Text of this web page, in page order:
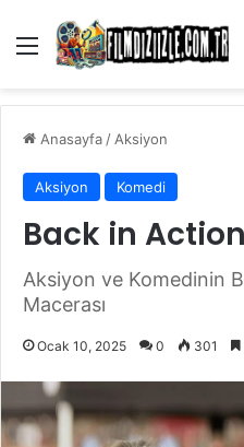
Menü
Anasayfa/Aksiyon
Aksiyon Komedi
Back in
Aksiyon ve Komedinin
Macerası
Ocak 10, 2025 0 301